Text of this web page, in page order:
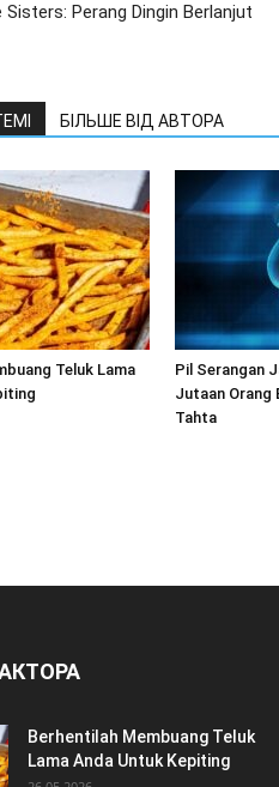
Perang Dingin Berlanjut
БІЛЬШЕ ВІД АВТОРА
Teluk Lama
Pil Serangan
Jutaan Orang
Tahta
Berhentilah Membuang Teluk
Lama Anda Untuk Kepiting